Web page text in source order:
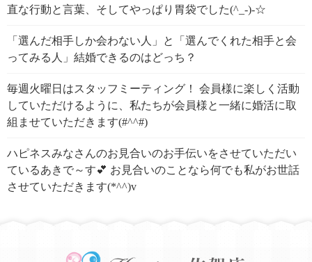
直な行動と言葉、そしてやっぱり胃袋でした(^_-)-☆
「選んだ相手しか会わない人」と「選んでくれた相手と会
ってみる人」結婚できるのはどっち？
毎週火曜日はスタッフミーティング！ 会員様に楽しく活動
していただけるように、私たちが会員様と一緒に婚活に取
組ませていただきます(#^^#)
ハピネスみなさんのお見合いのお手伝いをさせていただい
ているあきで～す💕 お見合いのことなら何でも私がお世話
させていただきます(*^^)v